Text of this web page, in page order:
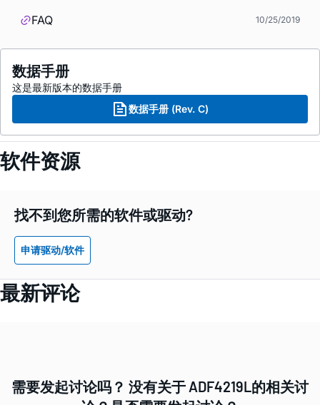
FAQ 10/25/2019
数据手册
这是最新版本的数据手册
数据手册 (Rev. C)
软件资源
找不到您所需的软件或驱动?
申请驱动/软件
最新评论
需要发起讨论吗？ 没有关于 ADF4219L的相关讨